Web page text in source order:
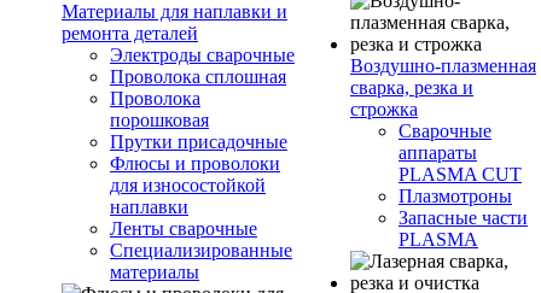
Материалы для наплавки и
ремонта деталей
Электроды сварочные
Проволока сплошная
Проволока
порошковая
Прутки присадочные
Флюсы и проволоки
для износостойкой
наплавки
Ленты сварочные
Специализированные
материалы
Воздушно-плазменная
сварка, резка и
строжка
Сварочные
аппараты
PLASMA CUT
Плазмотроны
Запасные части
PLASMA